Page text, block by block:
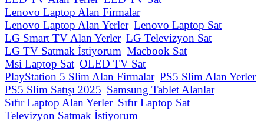
Lenovo Laptop Alan Firmalar
Lenovo Laptop Alan Yerler Lenovo Laptop Sat
LG Smart TV Alan Yerler LG Televizyon Sat
LG TV Satmak İstiyorum Macbook Sat
Msi Laptop Sat OLED TV Sat
PlayStation 5 Slim Alan Firmalar PS5 Slim Alan Yerler
PS5 Slim Satışı 2025 Samsung Tablet Alanlar
Sıfır Laptop Alan Yerler Sıfır Laptop Sat
Televizyon Satmak İstiyorum